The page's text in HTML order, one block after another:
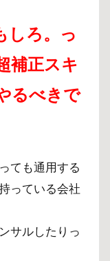
しろ。っ
補正スキ
るべきで
ても通用する
っている会社
サルしたりっ